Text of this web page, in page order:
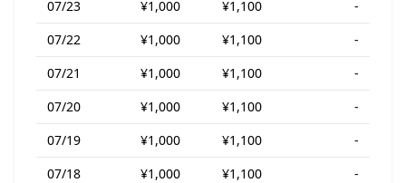
07/23
¥1,000 ¥1,100
-
07/22
¥1,000 ¥1,100
-
07/21
¥1,000 ¥1,100
-
07/20
¥1,000 ¥1,100
-
07/19
¥1,000 ¥1,100
-
07/18
¥1,000 ¥1,100
-